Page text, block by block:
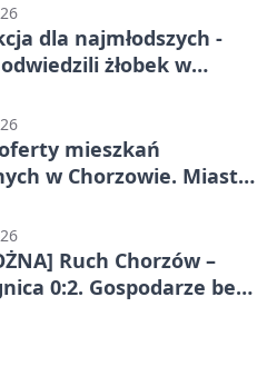
dla najmłodszych -
żłobek w
oferty mieszkań
w Chorzowie. Miasto
Ruch Chorzów –
0:2. Gospodarze bez